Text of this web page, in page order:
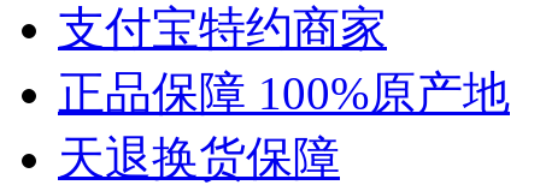
支付宝特约商家
正品保障 100%原产地
天退换货保障